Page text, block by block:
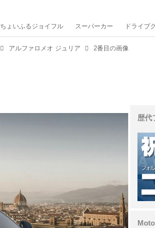
ちょいふるジョイフル スーパーカー ドライブ
アルファロメオ ジュリア 2番目の画像
歴代